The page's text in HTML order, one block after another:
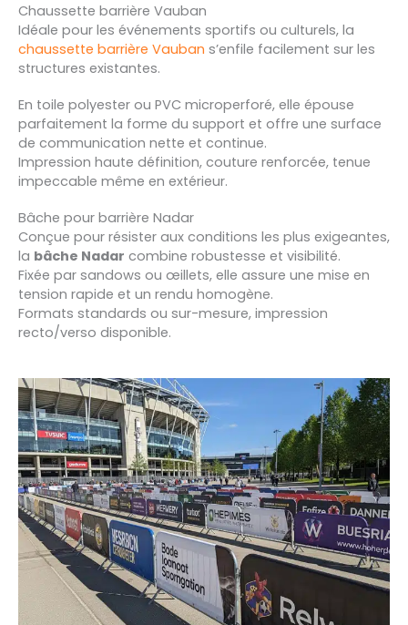
Chaussette barrière Vauban
Idéale pour les événements sportifs ou culturels, la
chaussette barrière Vauban s’enfile facilement sur les
structures existantes.
En toile polyester ou PVC microperforé, elle épouse
parfaitement la forme du support et offre une surface
de communication nette et continue.
Impression haute définition, couture renforcée, tenue
impeccable même en extérieur.
Bâche pour barrière Nadar
Conçue pour résister aux conditions les plus exigeantes,
la bâche Nadar combine robustesse et visibilité.
Fixée par sandows ou œillets, elle assure une mise en
tension rapide et un rendu homogène.
Formats standards ou sur-mesure, impression
recto/verso disponible.